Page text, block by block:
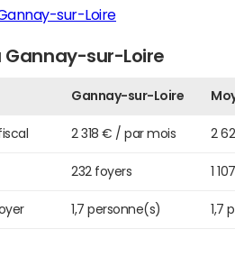
sur-Loire
Gannay-sur-Loire
Gannay-sur-Loire
2 318 € / par mois 2
232 foyers 1
1,7 personne(s) 1,7